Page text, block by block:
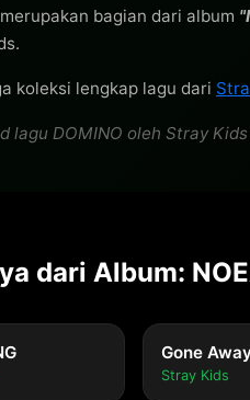
bagian dari album
koleksi lengkap lagu dari
lagu DOMINO oleh Stray
dari Album:
Stray Kids